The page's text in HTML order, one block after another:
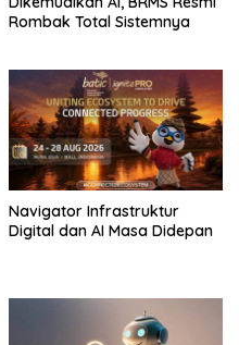
Rombak Total Sistemnya
Navigator Infrastruktur
Digital dan AI Masa Didepan